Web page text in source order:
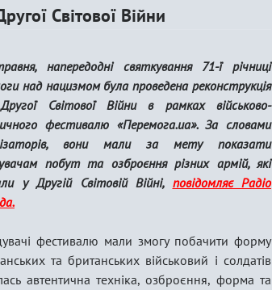
Світової Війни
напередодні святкування 71-ї річниці
над нацизмом була проведена реконструкція
Світової Війни в рамках військово-
фестивалю «Перемога.ua». За словами
вони мали за мету показати
побут та озброєння різних армій, які
у Другій Світовій Війні, повідомляє Радіо
фестивалю мали змогу побачити форму
та британських військовий і солдатів
автентична техніка, озброєння, форма та